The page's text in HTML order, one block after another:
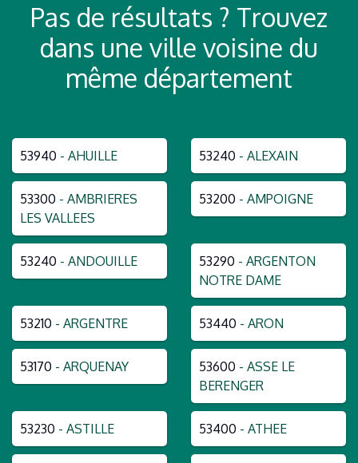
Pas de résultats ? Trouvez
dans une ville voisine du
même département
53940 - AHUILLE 53240 - ALEXAIN
53300 - AMBRIERES
LES VALLEES
53200 - AMPOIGNE
53240 - ANDOUILLE 53290 - ARGENTON
NOTRE DAME
53210 - ARGENTRE 53440 - ARON
53170 - ARQUENAY 53600 - ASSE LE
BERENGER
53230 - ASTILLE 53400 - ATHEE